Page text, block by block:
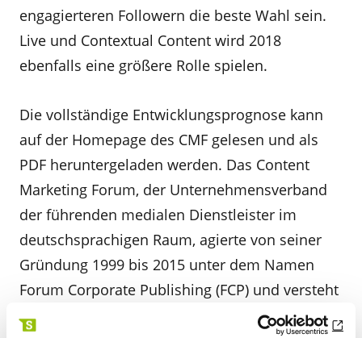
engagierteren Followern die beste Wahl sein.
Live und Contextual Content wird 2018
ebenfalls eine größere Rolle spielen.
Die vollständige Entwicklungsprognose kann
auf der Homepage des CMF gelesen und als
PDF heruntergeladen werden. Das Content
Marketing Forum, der Unternehmensverband
der führenden medialen Dienstleister im
deutschsprachigen Raum, agierte von seiner
Gründung 1999 bis 2015 unter dem Namen
Forum Corporate Publishing (FCP) und versteht
sich als „kompetente Marketingplattform für